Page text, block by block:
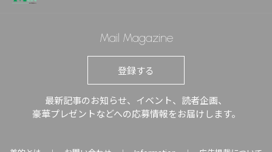
Mail Magazine
登録する
最新記事のお知らせ、イベント、読者企画、
豪華プレゼントなどへの応募情報をお届けします。